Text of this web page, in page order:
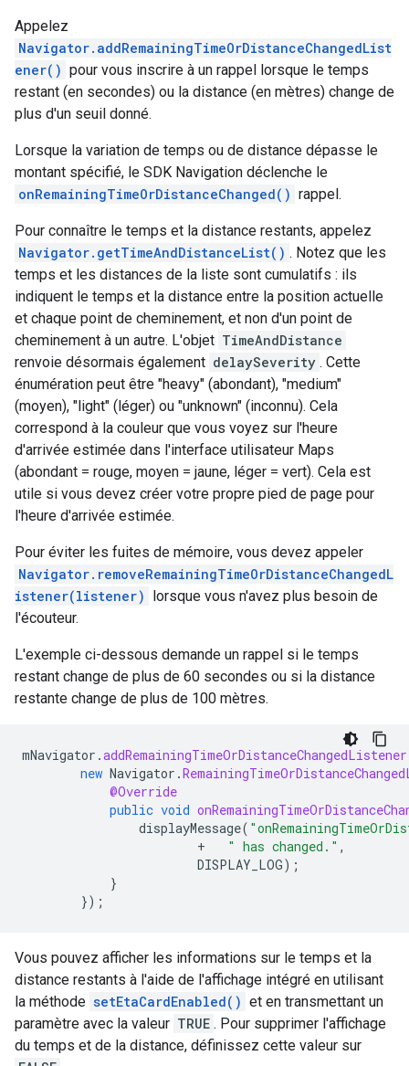
Appelez
Navigator.addRemainingTimeOrDistanceChangedList
ener() pour vous inscrire à un rappel lorsque le temps
restant (en secondes) ou la distance (en mètres) change de
plus d'un seuil donné.
Lorsque la variation de temps ou de distance dépasse le
montant spécifié, le SDK Navigation déclenche le
onRemainingTimeOrDistanceChanged() rappel.
Pour connaître le temps et la distance restants, appelez
Navigator.getTimeAndDistanceList() . Notez que les
temps et les distances de la liste sont cumulatifs : ils
indiquent le temps et la distance entre la position actuelle
et chaque point de cheminement, et non d'un point de
cheminement à un autre. L'objet TimeAndDistance
renvoie désormais également delaySeverity . Cette
énumération peut être "heavy" (abondant), "medium"
(moyen), "light" (léger) ou "unknown" (inconnu). Cela
correspond à la couleur que vous voyez sur l'heure
d'arrivée estimée dans l'interface utilisateur Maps
(abondant = rouge, moyen = jaune, léger = vert). Cela est
utile si vous devez créer votre propre pied de page pour
l'heure d'arrivée estimée.
Pour éviter les fuites de mémoire, vous devez appeler
Navigator.removeRemainingTimeOrDistanceChangedL
istener(listener) lorsque vous n'avez plus besoin de
l'écouteur.
L'exemple ci-dessous demande un rappel si le temps
restant change de plus de 60 secondes ou si la distance
restante change de plus de 100 mètres.
mNavigator .addRemainingTimeOrDistanceChangedListener
new Navigator .
@Override
public void
displayMessage(
+
" has changed." ,
DISPLAY_LOG);
}
});
Vous pouvez afficher les informations sur le temps et la
distance restants à l'aide de l'affichage intégré en utilisant
la méthode setEtaCardEnabled() et en transmettant un
paramètre avec la valeur TRUE . Pour supprimer l'affichage
du temps et de la distance, définissez cette valeur sur